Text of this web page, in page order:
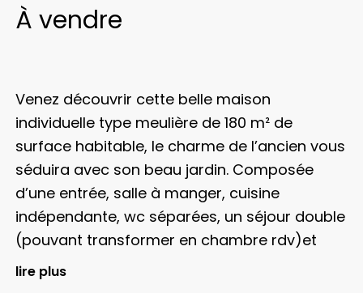
À vendre
Venez découvrir cette belle maison
individuelle type meulière de 180 m² de
surface habitable, le charme de l’ancien vous
séduira avec son beau jardin. Composée
d’une entrée, salle à manger, cuisine
indépendante, wc séparées, un séjour double
(pouvant transformer en chambre rdv)et
accès au sous-sol total.
lire plus